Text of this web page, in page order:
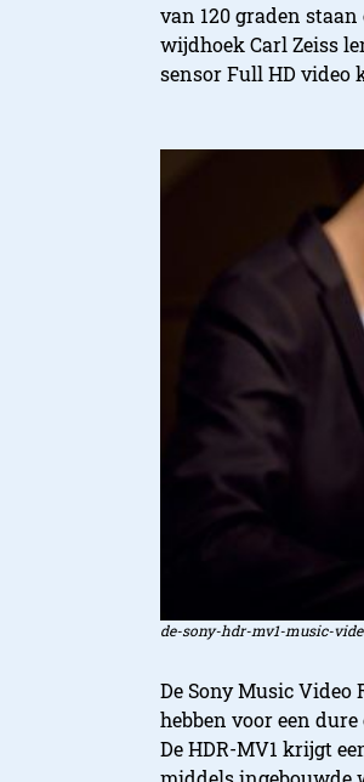
van 120 graden
wijdhoek Carl Zeiss
sensor Full HD video
de-sony-hdr-mv1-music-
De Sony Music Video
hebben voor een
De HDR-MV1 krijgt